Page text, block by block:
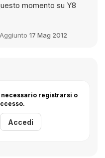
momento su Y8
Aggiunto 17 Mag 2012
registrarsi o
Accedi